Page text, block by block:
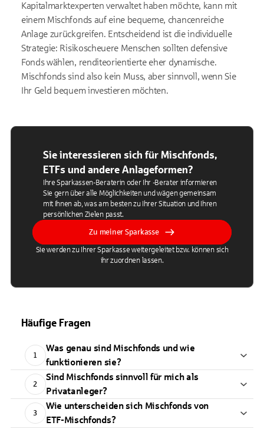
Kapitalmarktexperten verwaltet haben möchte, kann mit
einem Mischfonds auf eine bequeme, chancenreiche
Anlage zurückgreifen. Entscheidend ist die individuelle
Strategie: Risikoscheuere Menschen sollten defensive
Fonds wählen, renditeorientierte eher dynamische.
Mischfonds sind also kein Muss, aber sinnvoll, wenn Sie
Ihr Geld bequem investieren möchten.
Sie interessieren sich für Mischfonds,
ETFs und andere Anlageformen?
Ihre Sparkassen-Beraterin oder Ihr -Berater informieren
Sie gern über alle Möglichkeiten und wägen gemeinsam
mit Ihnen ab, was am besten zu Ihrer Situation und Ihren
persönlichen Zielen passt.
Zu meiner Sparkasse
Sie werden zu Ihrer Sparkasse weitergeleitet bzw. können sich
ihr zuordnen lassen.
Häufige Fragen
1
Was genau sind Mischfonds und wie
funktionieren sie?
2
Sind Mischfonds sinnvoll für mich als
Privatanleger?
3
Wie unterscheiden sich Mischfonds von
ETF-Mischfonds?